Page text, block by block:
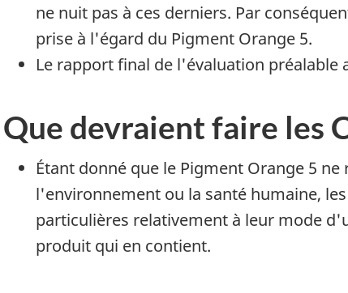
ne nuit pas à ces derniers. Par
prise à l'égard du Pigment Orange5.
Le rapport final de l'évaluation préalable
Que devraient faire les
Étant donné que le Pigment Orange5 ne
l'environnement ou la santé humaine,
particulières relativement à leur mode
produit qui en contient.